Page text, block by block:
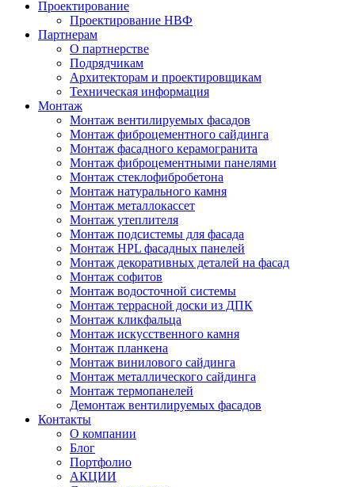
Проектирование
Проектирование НВФ
Партнерам
О партнерстве
Подрядчикам
Архитекторам и проектировщикам
Техническая информация
Монтаж
Монтаж вентилируемых фасадов
Монтаж фиброцементного сайдинга
Монтаж фасадного керамогранита
Монтаж фиброцементными панелями
Монтаж стеклофибробетона
Монтаж натурального камня
Монтаж металлокассет
Монтаж утеплителя
Монтаж подсистемы для фасада
Монтаж HPL фасадных панелей
Монтаж декоративных деталей на фасад
Монтаж софитов
Монтаж водосточной системы
Монтаж террасной доски из ДПК
Монтаж кликфальца
Монтаж искусственного камня
Монтаж планкена
Монтаж винилового сайдинга
Монтаж металлического сайдинга
Монтаж термопанелей
Демонтаж вентилируемых фасадов
Контакты
О компании
Блог
Портфолио
АКЦИИ